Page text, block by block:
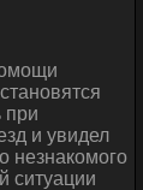
при
и увидел
незнакомого
ситуации